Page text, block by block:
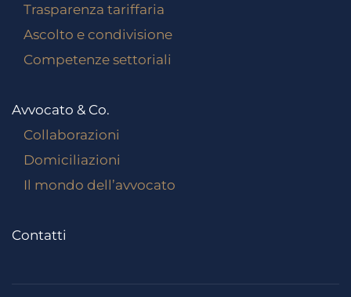
Trasparenza tariffaria
Ascolto e condivisione
Competenze settoriali
Avvocato & Co.
Collaborazioni
Domiciliazioni
Il mondo dell’avvocato
Contatti